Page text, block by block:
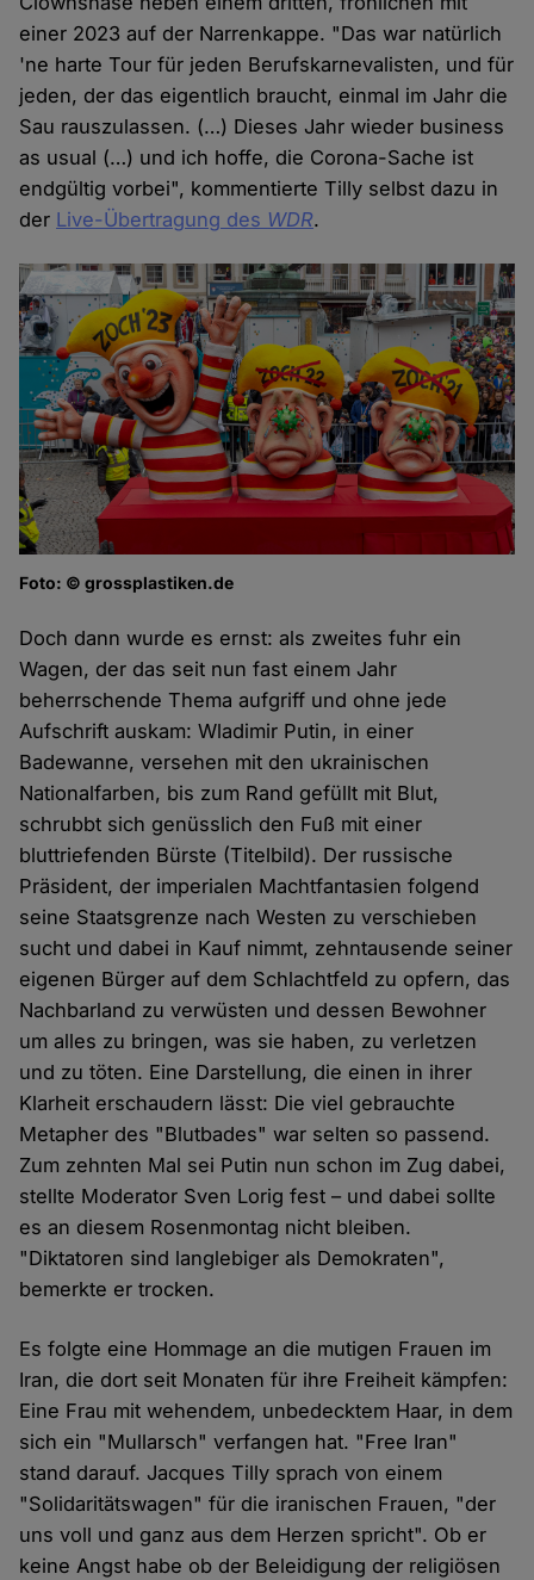
einer 2023 auf der Narrenkappe. "Das war natürlich
'ne harte Tour für jeden Berufskarnevalisten, und für
jeden, der das eigentlich braucht, einmal im Jahr die
Sau rauszulassen. (…) Dieses Jahr wieder business
as usual (…) und ich hoffe, die Corona-Sache ist
endgültig vorbei", kommentierte Tilly selbst dazu in
der Live-Übertragung des WDR.
Foto: © grossplastiken.de
Doch dann wurde es ernst: als zweites fuhr ein
Wagen, der das seit nun fast einem Jahr
beherrschende Thema aufgriff und ohne jede
Aufschrift auskam: Wladimir Putin, in einer
Badewanne, versehen mit den ukrainischen
Nationalfarben, bis zum Rand gefüllt mit Blut,
schrubbt sich genüsslich den Fuß mit einer
bluttriefenden Bürste (Titelbild). Der russische
Präsident, der imperialen Machtfantasien folgend
seine Staatsgrenze nach Westen zu verschieben
sucht und dabei in Kauf nimmt, zehntausende seiner
eigenen Bürger auf dem Schlachtfeld zu opfern, das
Nachbarland zu verwüsten und dessen Bewohner
um alles zu bringen, was sie haben, zu verletzen
und zu töten. Eine Darstellung, die einen in ihrer
Klarheit erschaudern lässt: Die viel gebrauchte
Metapher des "Blutbades" war selten so passend.
Zum zehnten Mal sei Putin nun schon im Zug dabei,
stellte Moderator Sven Lorig fest – und dabei sollte
es an diesem Rosenmontag nicht bleiben.
"Diktatoren sind langlebiger als Demokraten",
bemerkte er trocken.
Es folgte eine Hommage an die mutigen Frauen im
Iran, die dort seit Monaten für ihre Freiheit kämpfen:
Eine Frau mit wehendem, unbedecktem Haar, in dem
sich ein "Mullarsch" verfangen hat. "Free Iran"
stand darauf. Jacques Tilly sprach von einem
"Solidaritätswagen" für die iranischen Frauen, "der
uns voll und ganz aus dem Herzen spricht". Ob er
keine Angst habe ob der Beleidigung der religiösen